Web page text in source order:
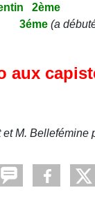
2ème
3éme (a
aux
et M. Bellefémine